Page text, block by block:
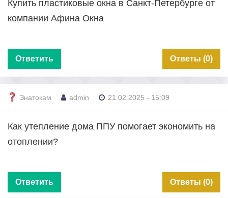
Купить пластиковые окна в Санкт-Петербурге от
компании Афина Окна
Ответить Ответы (0)
Знатокам admin 21.02.2025 - 15:09
Как утепление дома ППУ помогает экономить на
отоплении?
Ответить Ответы (0)